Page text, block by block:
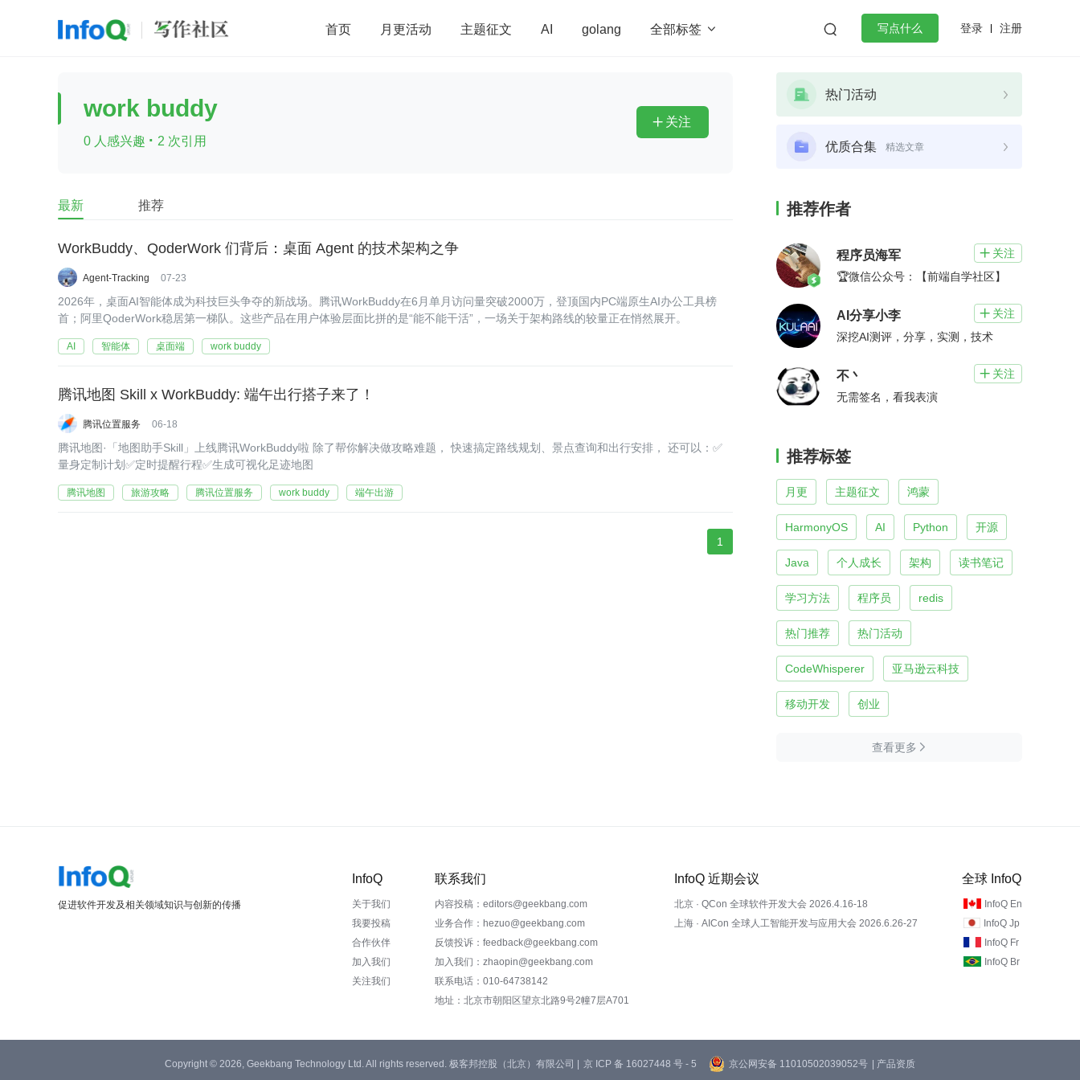
首页 月更活动 主题征文 AI golang 全部标签   写点什么 登录 注册
前端 AI 大数据 redis
查看更多
work buddy
0 人感兴趣 · 2 次引用
 关注
最新 推荐
WorkBuddy、QoderWork 们背后：桌面 Agent 的技术架构之争
Agent-Tracking 07-23
2026年，桌面AI智能体成为科技巨头争夺的新战场。腾讯WorkBuddy在6月单月访问量突破2000万，登顶国内PC端原生AI办公工具榜
首；阿里QoderWork稳居第一梯队。这些产品在用户体验层面比拼的是“能不能干活”，一场关于架构路线的较量正在悄然展开。
AI 智能体 桌面端 work buddy
腾讯地图 Skill x WorkBuddy: 端午出行搭子来了！
腾讯位置服务 06-18
腾讯地图·「地图助手Skill」上线腾讯WorkBuddy啦 除了帮你解决做攻略难题， 快速搞定路线规划、景点查询和出行安排， 还可以：✅
量身定制计划✅定时提醒行程✅生成可视化足迹地图
腾讯地图 旅游攻略 腾讯位置服务 work buddy 端午出游
1
热门活动
优质合集 精选文章
推荐作者
程序员海军  关注
🏆微信公众号：【前端自学社区】
AI分享小李  关注
深挖AI测评，分享，实测，技术
不丶  关注
无需签名，看我表演
推荐标签
月更 主题征文 鸿蒙
HarmonyOS AI Python 开源
Java 个人成长 架构 读书笔记
学习方法 程序员 redis
热门推荐 热门活动
CodeWhisperer 亚马逊云科技
移动开发 创业
查看更多 
促进软件开发及相关领域知识与创新的传播
InfoQ
关于我们
我要投稿
合作伙伴
加入我们
关注我们
联系我们
内容投稿：editors@geekbang.com
业务合作：hezuo@geekbang.com
反馈投诉：feedback@geekbang.com
加入我们：zhaopin@geekbang.com
联系电话：010-64738142
地址：北京市朝阳区望京北路9号2幢7层A701
InfoQ 近期会议
北京 · QCon 全球软件开发大会 2026.4.16-18
上海 · AICon 全球人工智能开发与应用大会 2026.6.26-27
全球 InfoQ
InfoQ En
InfoQ Jp
InfoQ Fr
InfoQ Br
Copyright © 2026, Geekbang Technology Ltd. All rights reserved. 极客邦控股（北京）有限公司 | 京 ICP 备 16027448 号 - 5 京公网安备 11010502039052号 | 产品资质